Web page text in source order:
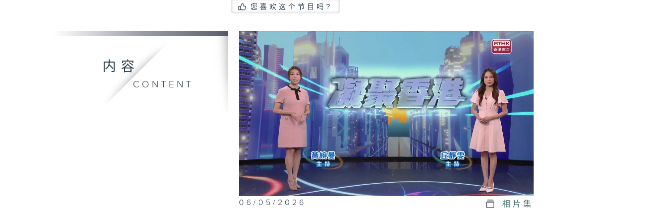
的校园文化！
第1074集 木匠钻
研传统榫卯，赋予
木头第二次生命
1073集 屋邨篮球
场如何成为青年的
梦想舞台？
第1072集 舒缓
您喜欢这个节目吗?
内容
CONTENT
06/05/2026 相片集